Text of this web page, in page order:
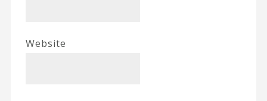
Website